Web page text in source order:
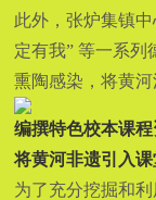
此外，张炉集镇
定有我” 等一系列
熏陶感染，将黄
编撰特色校本课
将黄河非遗引入课
为了充分挖掘和